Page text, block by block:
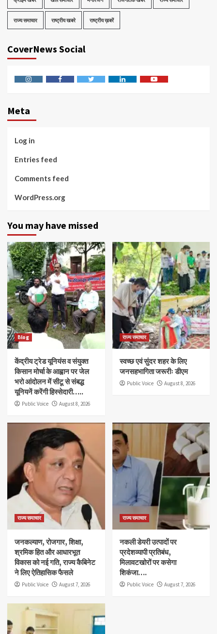
राज्य समाचार राष्ट्रीय खबरे राष्ट्रीय ख़बरें
CoverNews Social
Meta
Log in
Entries feed
Comments feed
WordPress.org
You may have missed
Blog
केंद्रीय ट्रेड यूनियंस व संयुक्त
किसान मोर्चा के आह्वान पर जेल
भरो आंदोलन में सीटू से संबद्ध
यूनियनें करेंगी हिस्सेदारी…..
Public Voice August 8, 2026
राज्य समाचार
स्वच्छ एवं सुंदर शहर के लिए
जनसहभागिता जरूरीः डीएम
Public Voice August 8, 2026
राज्य समाचार
जनकल्याण, रोजगार, शिक्षा,
श्रमिक हित और आधारभूत
विकास को नई गति, राज्य कैबिनेट
ने लिए ऐतिहासिक फैसले
Public Voice August 7, 2026
राज्य समाचार
नकली डेयरी उत्पादों पर
प्रदेशव्यापी प्रतिबंध,
मिलावटखोरों पर कसेगा
शिकंजा….
Public Voice August 7, 2026